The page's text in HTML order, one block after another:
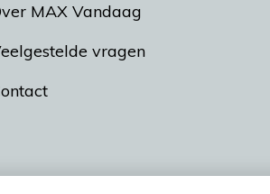
MAX Vandaag
vragen